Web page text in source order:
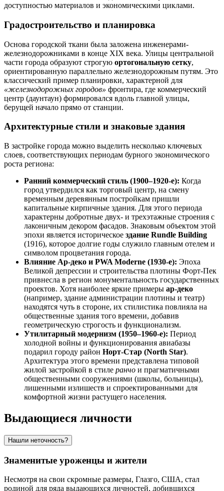
доступностью материалов и экономическими циклами.
Градостроительство и планировка
Основа городской ткани была заложена инженерами-
железнодорожниками в конце XIX века. Улицы центральной
части города образуют строгую ортогональную сетку,
ориентированную параллельно железнодорожным путям. Это
классический пример планировки, характерной для
«железнодорожных городов» фронтира, где коммерческий
центр (даунтаун) формировался вдоль главной улицы,
берущей начало прямо от станции.
Архитектурные стили и знаковые здания
В застройке города можно выделить несколько ключевых
слоев, соответствующих периодам бурного экономического
роста региона:
Ранний коммерческий стиль (1900–1920-е): Когда
город утвердился как торговый центр, на смену
временным деревянным постройкам пришли
капитальные кирпичные здания. Для этого периода
характерны добротные двух- и трехэтажные строения с
лаконичным декором фасадов. Знаковым объектом этой
эпохи является историческое здание Rundle Building
(1916), которое долгие годы служило главным отелем и
символом процветания города.
Влияние Ар-деко и PWA Moderne (1930-е): Эпоха
Великой депрессии и строительства плотины Форт-Пек
привнесла в регион монументальность государственных
проектов. Хотя наиболее яркие примеры ар-деко
(например, здание администрации плотины и театр)
находятся чуть в стороне, их стилистика повлияла на
общественные здания того времени, добавив
геометрическую строгость и функционализм.
Утилитарный модернизм (1950–1960-е): Период
холодной войны и функционирования авиабазы
подарил городу район Норт-Стар (North Star).
Архитектура этого времени представлена типовой
жилой застройкой в стиле ранчо и прагматичными
общественными сооружениями (школы, больницы),
лишенными излишеств и спроектированными для
комфортной жизни растущего населения.
Выдающиеся личности
Нашли неточность?
Знаменитые уроженцы и жители
Несмотря на свои скромные размеры, Глазго, США, стал
родиной для ряда выдающихся личностей, добившихся